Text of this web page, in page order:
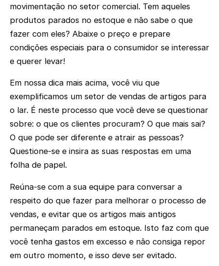
movimentação no setor comercial. Tem aqueles
produtos parados no estoque e não sabe o que
fazer com eles? Abaixe o preço e prepare
condições especiais para o consumidor se interessar
e querer levar!
Em nossa dica mais acima, você viu que
exemplificamos um setor de vendas de artigos para
o lar. É neste processo que você deve se questionar
sobre: o que os clientes procuram? O que mais sai?
O que pode ser diferente e atrair as pessoas?
Questione-se e insira as suas respostas em uma
folha de papel.
Reúna-se com a sua equipe para conversar a
respeito do que fazer para melhorar o processo de
vendas, e evitar que os artigos mais antigos
permaneçam parados em estoque. Isto faz com que
você tenha gastos em excesso e não consiga repor
em outro momento, e isso deve ser evitado.